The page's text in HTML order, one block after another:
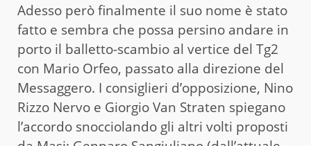
Adesso però finalmente il suo nome è stato
fatto e sembra che possa persino andare in
porto il balletto-scambio al vertice del Tg2
con Mario Orfeo, passato alla direzione del
Messaggero. I consiglieri d’opposizione, Nino
Rizzo Nervo e Giorgio Van Straten spiegano
l’accordo snocciolando gli altri volti proposti